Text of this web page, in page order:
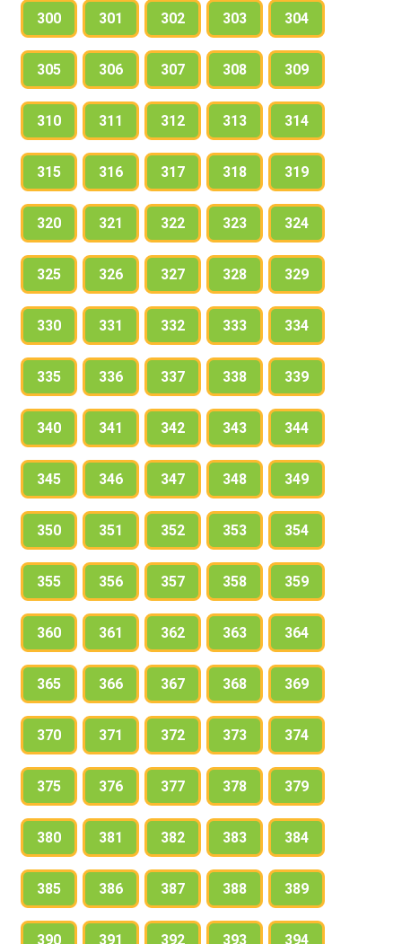
300 301 302 303 304
305 306 307 308 309
310 311 312 313 314
315 316 317 318 319
320 321 322 323 324
325 326 327 328 329
330 331 332 333 334
335 336 337 338 339
340 341 342 343 344
345 346 347 348 349
350 351 352 353 354
355 356 357 358 359
360 361 362 363 364
365 366 367 368 369
370 371 372 373 374
375 376 377 378 379
380 381 382 383 384
385 386 387 388 389
390 391 392 393 394